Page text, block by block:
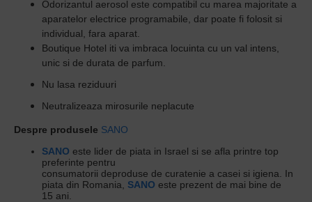
Odorizantul aerosol este compatibil cu marea majoritate a
aparatelor electrice programabile, dar poate fi folosit si
individual, fara aparat.
Boutique Hotel iti va imbraca locuinta cu un val intens,
unic si de durata de parfum.
Nu lasa reziduuri
Neutralizeaza mirosurile neplacute
Despre produsele SANO
SANO este lider de piata in Israel si se afla printre top
preferinte pentru
consumatorii deproduse de curatenie a casei si igiena. In
piata din Romania, SANO este prezent de mai bine de
15 ani.